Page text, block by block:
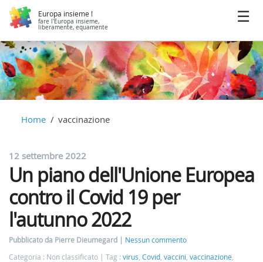
Europa insieme !
fare l'Europa insieme,
liberamente, equamente
Home vaccinazione
12 settembre 2022
Un piano dell'Unione Europea
contro il Covid 19 per
l'autunno 2022
Pubblicato da Pierre Dieumegard
Nessun commento
Categoria : Non classificato
Tag : virus Covid vaccini vaccinazione